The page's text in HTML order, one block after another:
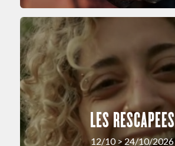
LES RESCAPEES
12/10 > 24/10/2026